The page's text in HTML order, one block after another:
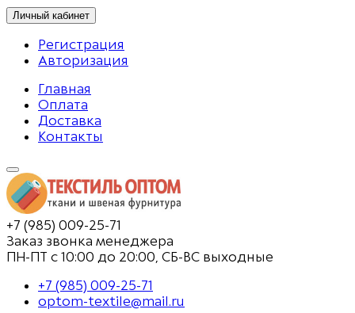
Личный кабинет
Регистрация
Авторизация
Главная
Оплата
Доставка
Контакты
+7 (985) 009-25-71
Заказ звонка менеджера
ПН-ПТ с 10:00 до 20:00, СБ-ВС выходные
+7 (985) 009-25-71
optom-textile@mail.ru